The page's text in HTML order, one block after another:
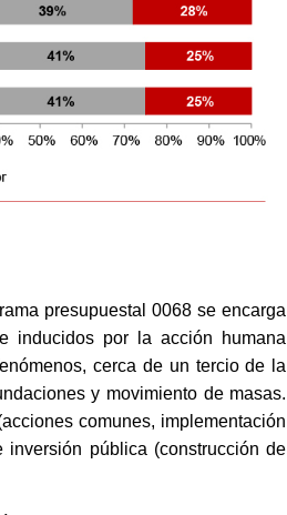
presupuestal 0068 se encarga
inducidos por la acción humana
cerca de un tercio de la
y movimiento de masas.
comunes, implementación
inversión pública (construcción de